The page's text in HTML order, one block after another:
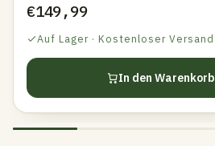
€149,99
Auf Lager · Kostenloser Versand
In den Warenkorb